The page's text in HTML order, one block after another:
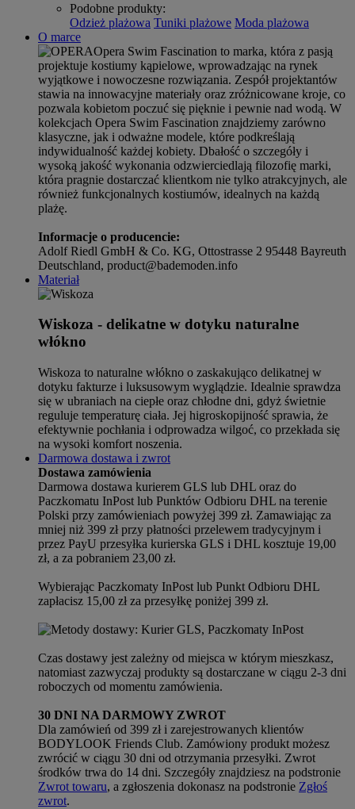
Podobne produkty:
Odzież plażowa Tuniki plażowe Moda plażowa
O marce
Opera Swim Fascination to marka, która z pasją
projektuje kostiumy kąpielowe, wprowadzając na rynek
wyjątkowe i nowoczesne rozwiązania. Zespół projektantów
stawia na innowacyjne materiały oraz zróżnicowane kroje, co
pozwala kobietom poczuć się pięknie i pewnie nad wodą. W
kolekcjach Opera Swim Fascination znajdziemy zarówno
klasyczne, jak i odważne modele, które podkreślają
indywidualność każdej kobiety. Dbałość o szczegóły i
wysoką jakość wykonania odzwierciedlają filozofię marki,
która pragnie dostarczać klientkom nie tylko atrakcyjnych, ale
również funkcjonalnych kostiumów, idealnych na każdą
plażę.
Informacje o producencie:
Adolf Riedl GmbH & Co. KG, Ottostrasse 2 95448 Bayreuth
Deutschland, product@bademoden.info
Materiał
Wiskoza - delikatne w dotyku naturalne
włókno
Wiskoza to naturalne włókno o zaskakująco delikatnej w
dotyku fakturze i luksusowym wyglądzie. Idealnie sprawdza
się w ubraniach na ciepłe oraz chłodne dni, gdyż świetnie
reguluje temperaturę ciała. Jej higroskopijność sprawia, że
efektywnie pochłania i odprowadza wilgoć, co przekłada się
na wysoki komfort noszenia.
Darmowa dostawa i zwrot
Dostawa zamówienia
Darmowa dostawa kurierem GLS lub DHL oraz do
Paczkomatu InPost lub Punktów Odbioru DHL na terenie
Polski przy zamówieniach powyżej 399 zł. Zamawiając za
mniej niż 399 zł przy płatności przelewem tradycyjnym i
przez PayU przesyłka kurierska GLS i DHL kosztuje 19,00
zł, a za pobraniem 23,00 zł.
Wybierając Paczkomaty InPost lub Punkt Odbioru DHL
zapłacisz 15,00 zł za przesyłkę poniżej 399 zł.
Czas dostawy jest zależny od miejsca w którym mieszkasz,
natomiast zazwyczaj produkty są dostarczane w ciągu 2-3 dni
roboczych od momentu zamówienia.
30 DNI NA DARMOWY ZWROT
Dla zamówień od 399 zł i zarejestrowanych klientów
BODYLOOK Friends Club. Zamówiony produkt możesz
zwrócić w ciągu 30 dni od otrzymania przesyłki. Zwrot
środków trwa do 14 dni. Szczegóły znajdziesz na podstronie
Zwrot towaru, a zgłoszenia dokonasz na podstronie Zgłoś
zwrot.